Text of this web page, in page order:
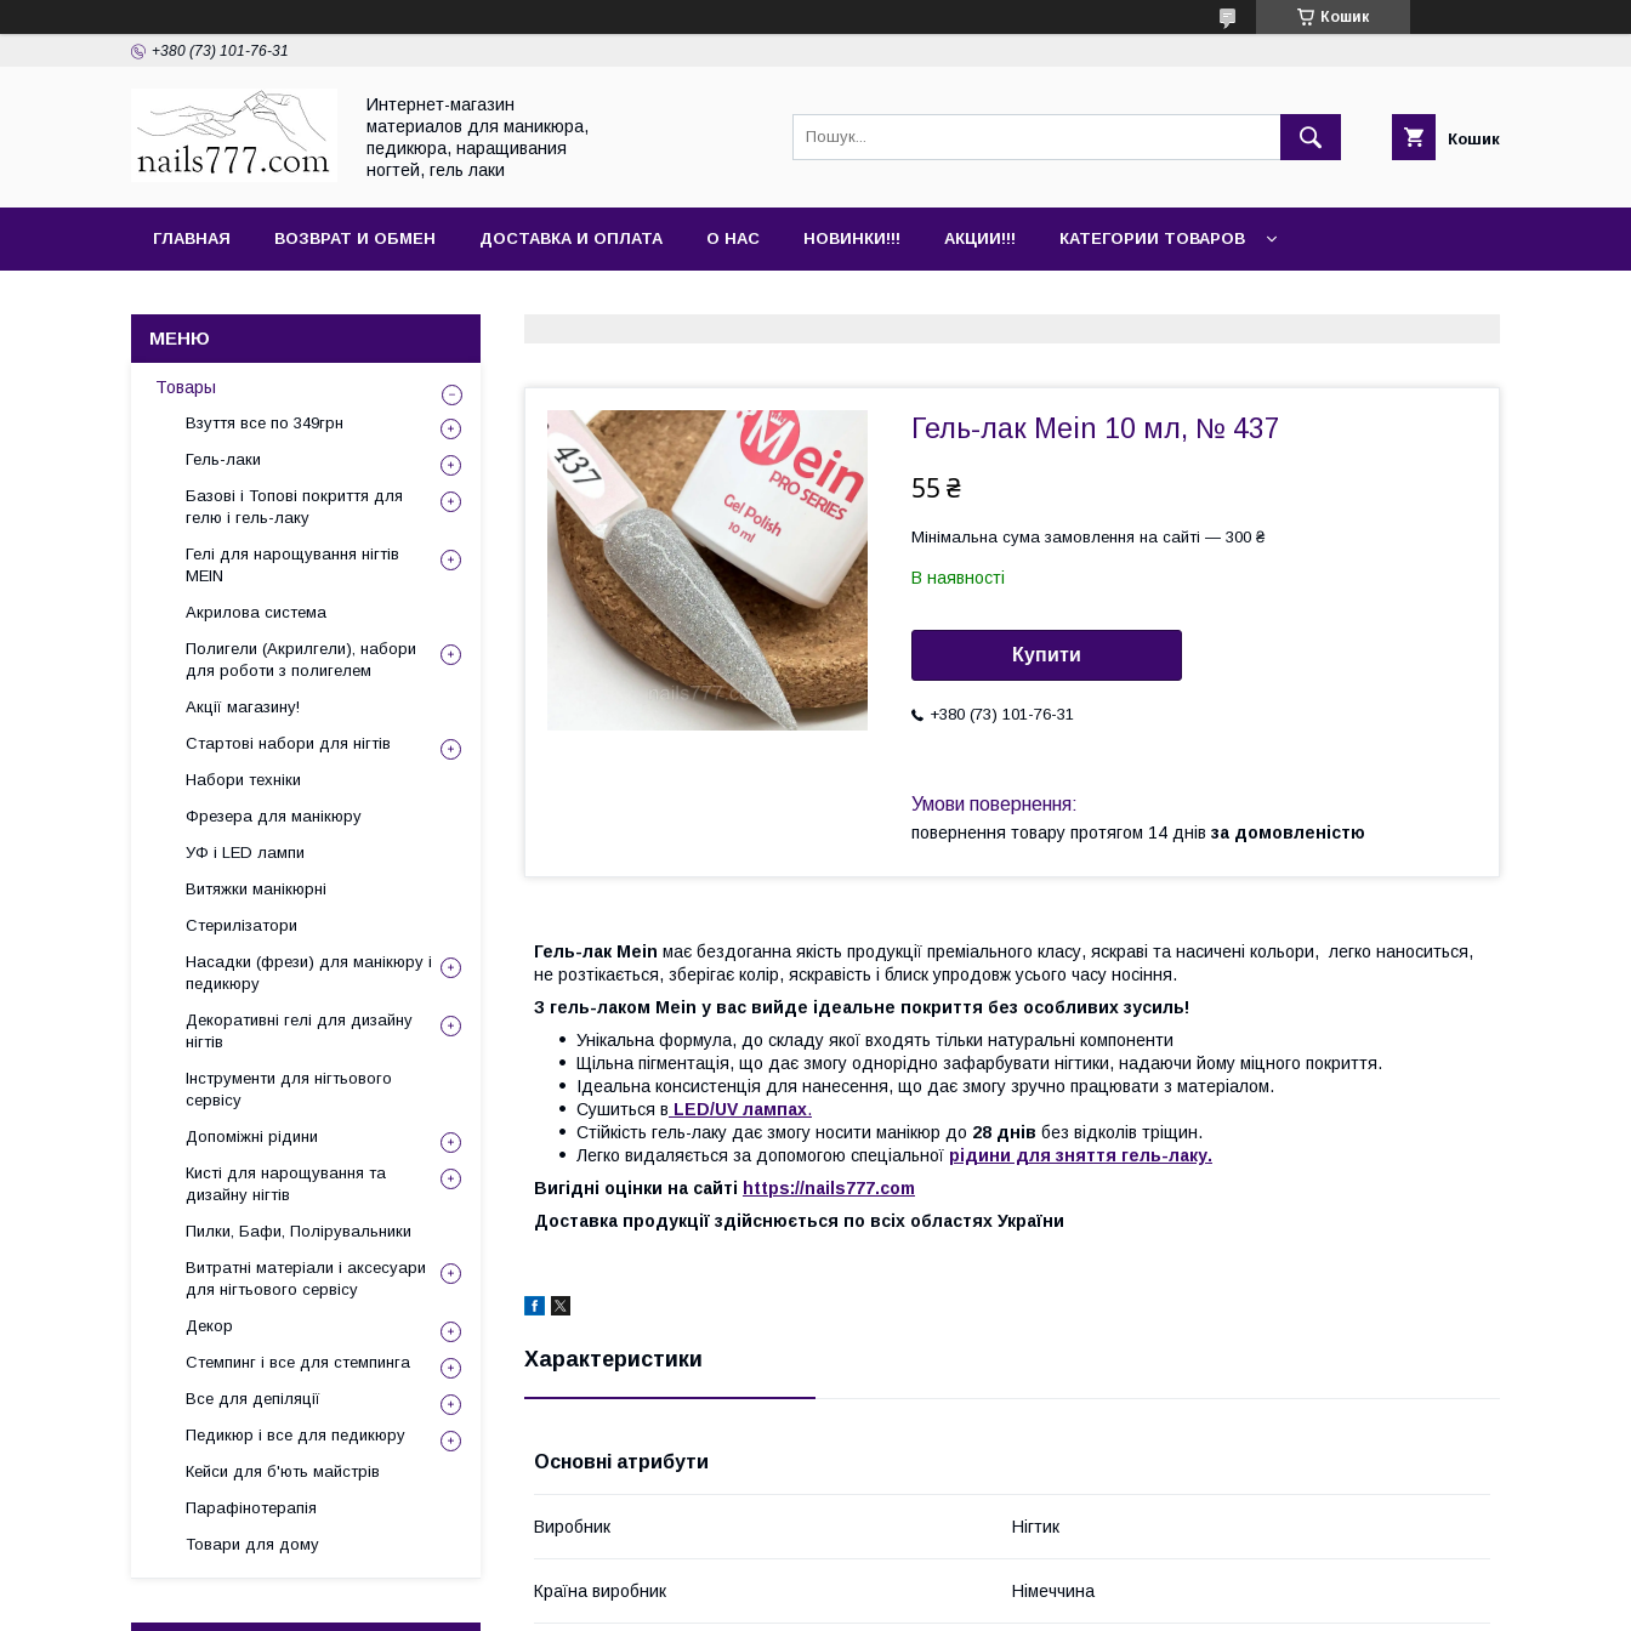
Кошик
+380 (73) 101-76-31
Интернет-магазин
материалов для маникюра,
педикюра, наращивания
ногтей, гель лаки
Кошик
ГЛАВНАЯ ВОЗВРАТ И ОБМЕН ДОСТАВКА И ОПЛАТА О НАС НОВИНКИ!!! АКЦИИ!!! КАТЕГОРИИ ТОВАРОВ
Гель-лак Mein 10 мл, № 437
55 ₴
Мінімальна сума замовлення на сайті — 300 ₴
В наявності
Купити
+380 (73) 101-76-31
повернення товару протягом 14 днів за домовленістю
Гель-лак Mein має бездоганна якість продукції преміального класу, яскраві та насичені кольори, легко наноситься,
не розтікається, зберігає колір, яскравість і блиск упродовж усього часу носіння.
З гель-лаком Mein у вас вийде ідеальне покриття без особливих зусиль!
Унікальна формула, до складу якої входять тільки натуральні компоненти
Щільна пігментація, що дає змогу однорідно зафарбувати нігтики, надаючи йому міцного покриття.
Ідеальна консистенція для нанесення, що дає змогу зручно працювати з матеріалом.
Сушиться в LED/UV лампах.
Стійкість гель-лаку дає змогу носити манікюр до 28 днів без відколів тріщин.
Легко видаляється за допомогою спеціальної рідини для зняття гель-лаку.
Вигідні оцінки на сайті https://nails777.com
Доставка продукції здійснюється по всіх областях України
Характеристики
Основні атрибути
Виробник Нігтик
Країна виробник Німеччина
Товары
Взуття все по 349грн
Гель-лаки
Базові і Топові покриття для
гелю і гель-лаку
Гелі для нарощування нігтів
MEIN
Акрилова система
Полигели (Акрилгели), набори
для роботи з полигелем
Акції магазину!
Стартові набори для нігтів
Набори техніки
Фрезера для манікюру
УФ і LED лампи
Витяжки манікюрні
Стерилізатори
Насадки (фрези) для манікюру і
педикюру
Декоративні гелі для дизайну
нігтів
Інструменти для нігтьового
сервісу
Допоміжні рідини
Кисті для нарощування та
дизайну нігтів
Пилки, Бафи, Полірувальники
Витратні матеріали і аксесуари
для нігтьового сервісу
Декор
Стемпинг і все для стемпинга
Все для депіляції
Педикюр і все для педикюру
Кейси для б'ють майстрів
Парафінотерапія
Товари для дому